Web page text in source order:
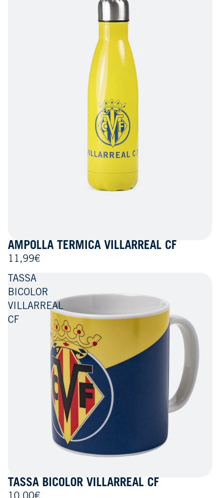
AMPOLLA TÈRMICA VILLARREAL CF
11,99€
TASSA
BICOLOR
VILLARREAL
CF
TASSA BICOLOR VILLARREAL CF